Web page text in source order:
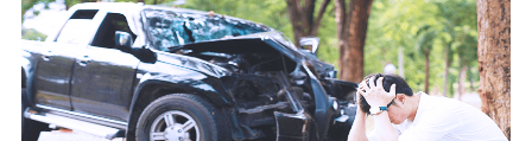
当社の対応品質向上やお問い合わせ内容の正確な把握のため
個人情報保護管理者の職名、連絡先
株式会社ドコモ・インシュアランス 営業部長
〒103-0013 東京都中央区日本橋人形町2-14-10 アーバン
ネット日本橋ビル 3F